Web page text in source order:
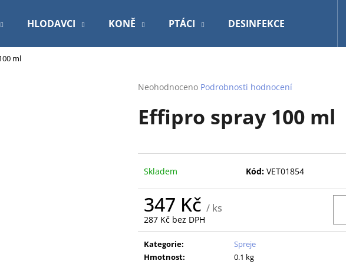
HLODAVCI KONĚ PTÁCI DESINFEKCE
ml
Průměrné
produktu
je
5
Neohodnoceno Podrobnosti hodnocení
Effipro spray 100 ml
Skladem Kód: VET01854
347 Kč / ks
287 Kč bez DPH
Měrná
cena:
Kategorie:
Spreje
Hmotnost:
0.1 kg
Co potřebujete najít?
HLEDAT
PODLOŽKA 60X90CM MY FRIEND BAL